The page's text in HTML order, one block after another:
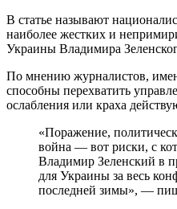
В статье называют
наиболее жестких и
Украины Владимира
По мнению журналистов,
способны перехватить
ослабления или краха
«Поражение,
война — вот риски, с
Владимир Зеленский в
для Украины за весь
последней зимы», —